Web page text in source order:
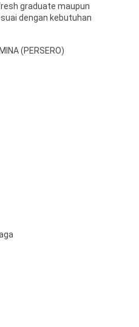
graduate maupun
dengan kebutuhan
(PERSERO)